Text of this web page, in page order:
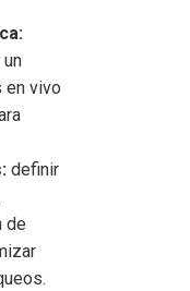
en vivo
definir
de